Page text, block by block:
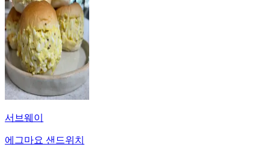
서브웨이
에그마요 샌드위치